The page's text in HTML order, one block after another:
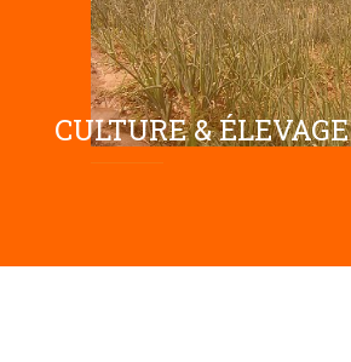
CULTURE & ÉLEVAGE